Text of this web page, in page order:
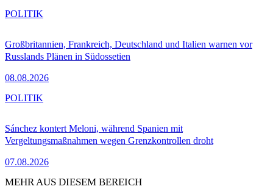
Großbritannien, Frankreich, Deutschland und Italien warnen vor
Russlands Plänen in Südossetien
08.08.2026
POLITIK
Sánchez kontert Meloni, während Spanien mit
Vergeltungsmaßnahmen wegen Grenzkontrollen droht
07.08.2026
POLITIK
MEHR AUS DIESEM BEREICH